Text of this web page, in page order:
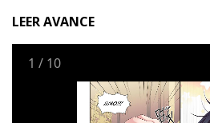
LEER AVANCE
1 / 10